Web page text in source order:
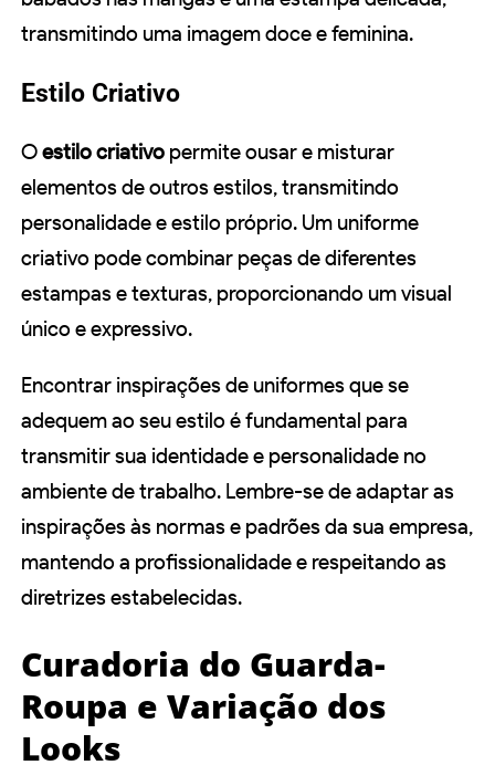
transmitindo uma imagem doce e feminina.
Estilo Criativo
Oestilo criativo permite ousar e misturar
elementos de outros estilos, transmitindo
personalidade e estilo próprio. Um uniforme
criativo pode combinar peças de diferentes
estampas e texturas, proporcionando um visual
único e expressivo.
Encontrar inspirações de uniformes que se
adequem ao seu estilo é fundamental para
transmitir sua identidade e personalidade no
ambiente de trabalho. Lembre-se de adaptar as
inspirações às normas e padrões da sua empresa,
mantendo a profissionalidade e respeitando as
diretrizes estabelecidas.
Curadoria do Guarda-
Roupa e Variação dos
Looks